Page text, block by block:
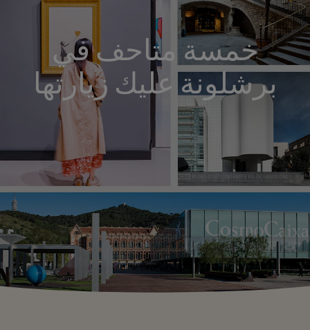
خمسة متاحف في
برشلونة عليك زيارتها